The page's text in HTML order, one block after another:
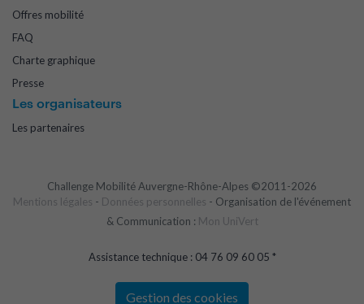
Offres mobilité
FAQ
Charte graphique
Presse
Les organisateurs
Les partenaires
Challenge Mobilité Auvergne-Rhône-Alpes ©2011-2026
Mentions légales - Données personnelles - Organisation de l'événement
& Communication : Mon UniVert
Assistance technique : 04 76 09 60 05 *
Gestion des cookies